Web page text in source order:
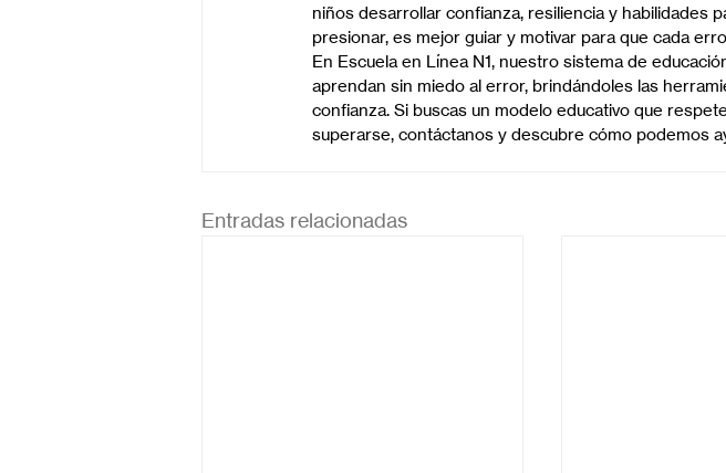
niños desarrollar confianza, resiliencia y habilidades
presionar, es mejor guiar y motivar para que cada
En Escuela en Línea N1, nuestro sistema de
aprendan sin miedo al error, brindándoles las
confianza. Si buscas un modelo educativo que
superarse, contáctanos y descubre cómo podemos
Entradas relacionadas